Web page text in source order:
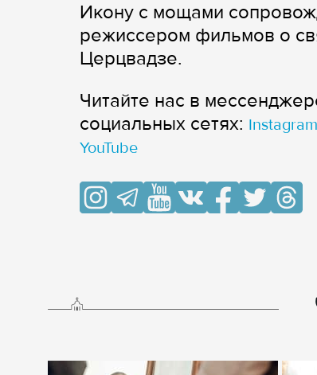
Икону с мощами
режиссером фильмов о
Церцвадзе.
Читайте нас в
cоциальных сетях: Instagram
YouTube